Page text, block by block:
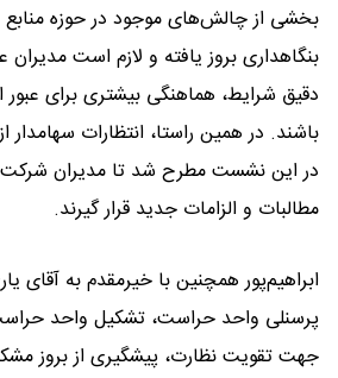
بخشی از چالش‌های موجود در حوزه منابع
بنگاهداری بروز یافته و لازم است
دقیق شرایط، هماهنگی بیشتری برای
باشند. در همین راستا، انتظارات
در این نشست مطرح شد تا مدیران
مطالبات و الزامات جدید قرار گیرند.
ابراهیم‌پور همچنین با خیرمقدم به
پرسنلی واحد حراست، تشکیل واحد
جهت تقویت نظارت، پیشگیری از بروز